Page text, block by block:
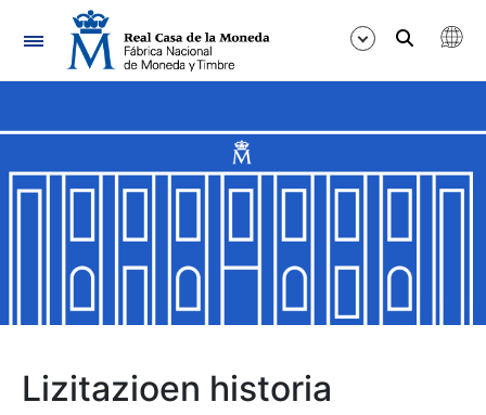
Nabigazioa
Erakutsi/Ezkutatu
Erakutsi/Ezkutatu
Erakutsi/Ezkutatu
Lizitazioen historia